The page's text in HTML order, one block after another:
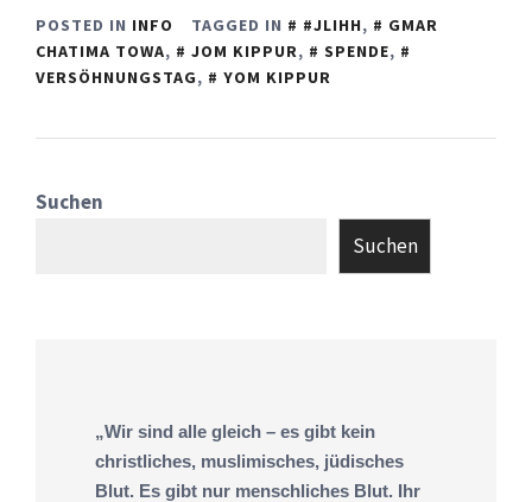
POSTED IN INFO TAGGED IN #JLIHH,
GMAR
CHATIMA TOWA, JOM KIPPUR, SPENDE,
VERSÖHNUNGSTAG, YOM KIPPUR
Suchen
Suchen
„Wir sind alle gleich – es gibt kein
christliches, muslimisches, jüdisches
Blut. Es gibt nur menschliches Blut. Ihr